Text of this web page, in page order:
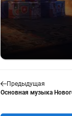
Предыдущая
Основная музыка